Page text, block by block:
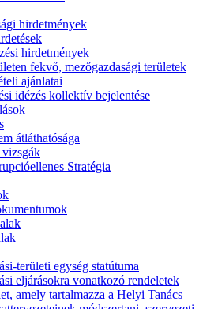
hirdetmények
hirdetmények
fekvő, mezőgazdasági területek
ajánlatai
idézés kollektív bejelentése
átláthatósága
vizsgák
Stratégia
területi egység statútuma
eljárásokra vonatkozó rendeletek
amely tartalmazza a Helyi Tanács